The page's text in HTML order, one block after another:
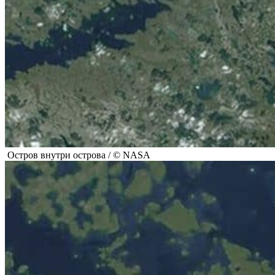
Остров внутри острова / © NASA